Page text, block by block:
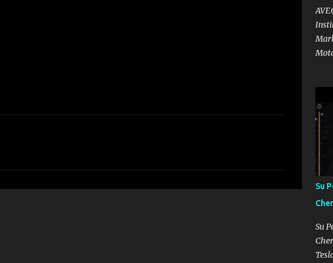
me
un
lado
me
Su
Su